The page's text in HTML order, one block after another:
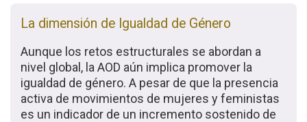
La dimensión de Igualdad de Género
Aunque los retos estructurales se abordan a
nivel global, la AOD aún implica promover la
igualdad de género. A pesar de que la presencia
activa de movimientos de mujeres y feministas
es un indicador de un incremento sostenido de